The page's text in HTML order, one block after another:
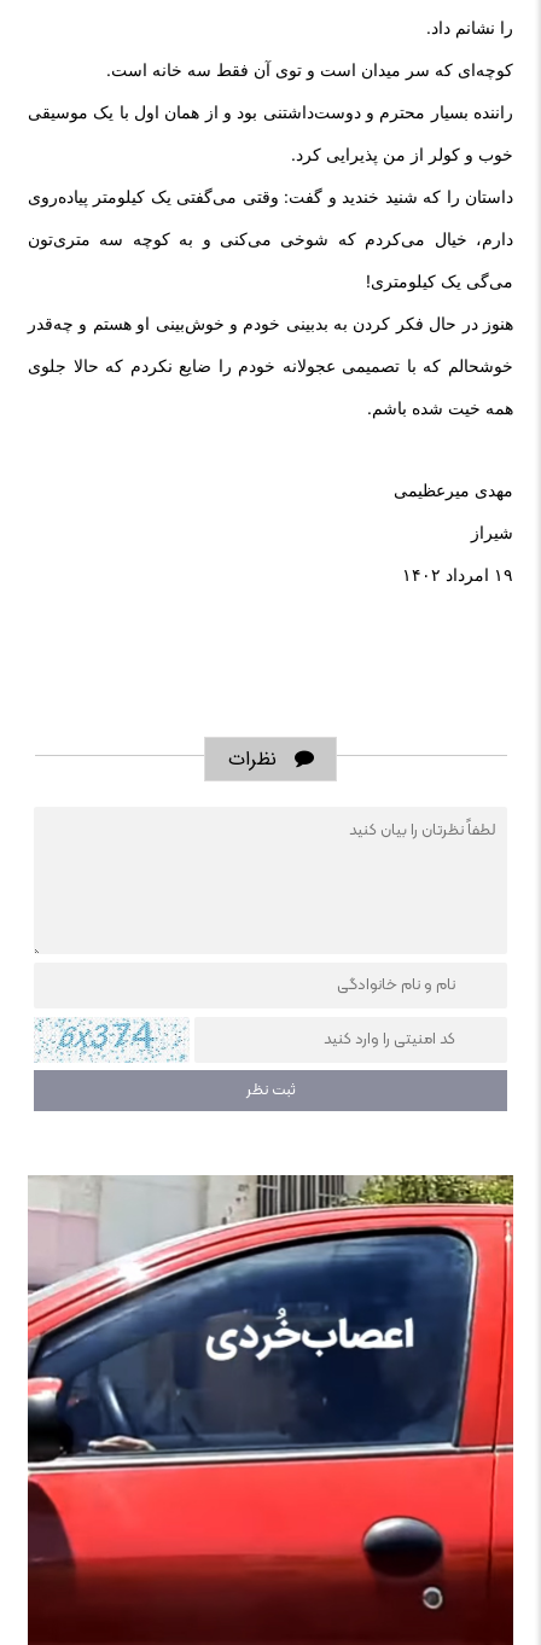
را نشانم داد.
کوچه‌ای که سر میدان است و توی آن فقط سه خانه است.
راننده بسیار محترم و دوست‌داشتنی بود و از همان اول با یک موسیقی
خوب و کولر از من پذیرایی کرد.
داستان را که شنید خندید و گفت: وقتی می‌گفتی یک کیلومتر پیاده‌روی
دارم، خیال می‌کردم که شوخی می‌کنی و به کوچه سه متری‌تون
می‌گی یک کیلومتری!
هنوز در حال فکر کردن به بدبینی خودم و خوش‌بینی او هستم و چه‌قدر
خوشحالم که با تصمیمی عجولانه خودم را ضایع نکردم که حالا جلوی
همه خیت شده باشم.
مهدی میرعظیمی
شیراز
۱۹ امرداد ۱۴۰۲
نظرات